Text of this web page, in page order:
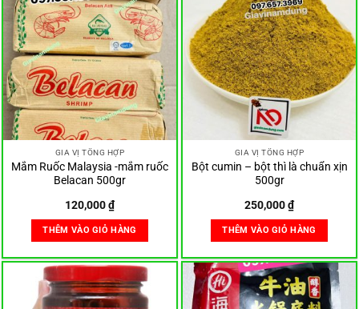
GIA VỊ TỔNG HỢP
Mắm Ruốc Malaysia -mắm ruốc
Belacan 500gr
120,000₫
THÊM VÀO GIỎ HÀNG
GIA VỊ TỔNG HỢP
Bột cumin – bột thì là chuẩn xịn
500gr
250,000₫
THÊM VÀO GIỎ HÀNG